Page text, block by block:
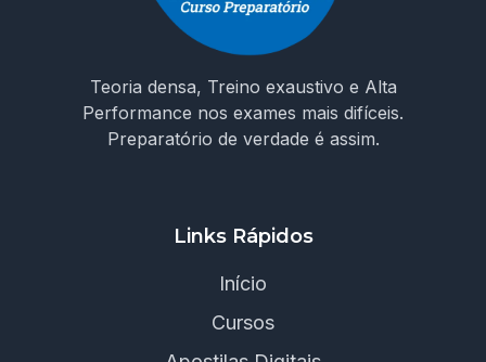
Teoria densa, Treino exaustivo e Alta
Performance nos exames mais difíceis.
Preparatório de verdade é assim.
Links Rápidos
Início
Cursos